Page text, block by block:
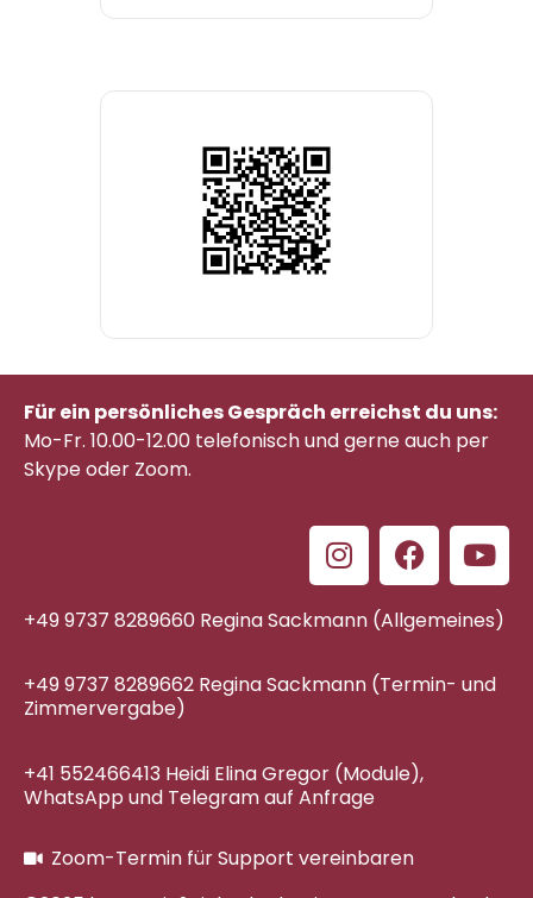
Für ein persönliches Gespräch erreichst du uns:
Mo-Fr. 10.00-12.00 telefonischund gerne auch per
Skype oder Zoom.
+49 9737 8289660 Regina Sackmann (Allgemeines)
+49 9737 8289662 Regina Sackmann (Termin- und
Zimmervergabe)
+41 552466413 Heidi Elina Gregor (Module),
WhatsApp und Telegram auf Anfrage
Zoom-Termin für Support vereinbaren